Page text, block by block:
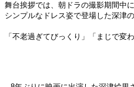
舞台挨拶では、朝ドラの撮影期間中
シンプルなドレス姿で登場した深津
「不老過ぎてびっくり」「まじで変